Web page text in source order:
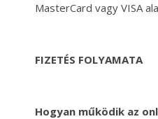
MasterCard vagy VISA
FIZETÉS FOLYAMATA
Hogyan működik az